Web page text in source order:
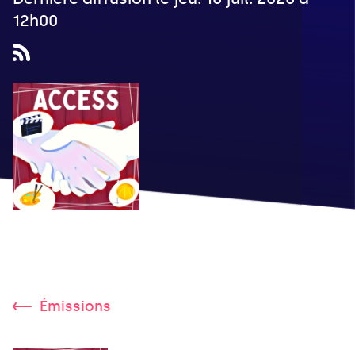
12h00
Émissions